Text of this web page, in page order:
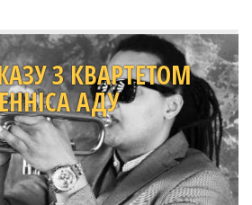
З КВАРТЕТОМ
АДУ